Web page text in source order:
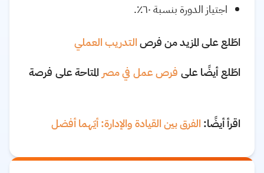
اجتياز الدورة بنسبة ٦٠٪.
اطّلع على المزيد من فرصالتدريب العملي
اطّلع أيضًا على فرص عمل في مصر المتاحة على فرصة
اقرأ أيضًا: الفرق بين القيادة والإدارة: أيّهما أفضل